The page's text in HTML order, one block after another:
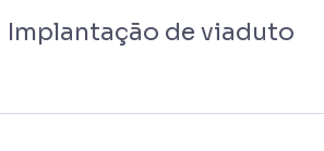
Implantação de viaduto